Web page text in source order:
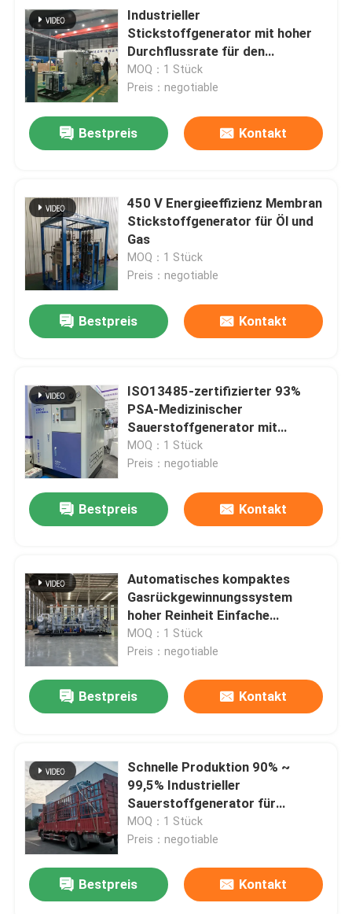
Industrieller
Stickstoffgenerator mit hoher
Durchflussrate für den
Brennschutz
MOQ：1 Stück
Preis：negotiable
Bestpreis Kontakt
450 V Energieeffizienz Membran
Stickstoffgenerator für Öl und
Gas
MOQ：1 Stück
Preis：negotiable
Bestpreis Kontakt
ISO13485-zertifizierter 93%
PSA-Medizinischer
Sauerstoffgenerator mit
Füllstation
MOQ：1 Stück
Preis：negotiable
Bestpreis Kontakt
Automatisches kompaktes
Gasrückgewinnungssystem
hoher Reinheit Einfache
Installation
MOQ：1 Stück
Preis：negotiable
Bestpreis Kontakt
Schnelle Produktion 90% ~
99,5% Industrieller
Sauerstoffgenerator für
Füllflaschen
MOQ：1 Stück
Preis：negotiable
Bestpreis Kontakt